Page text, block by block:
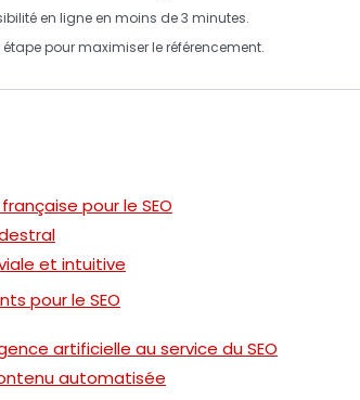
en ligne en moins de 3 minutes.
pour maximiser leréférencement.
pour le SEO
et intuitive
pour le SEO
artificielle au service du SEO
automatisée